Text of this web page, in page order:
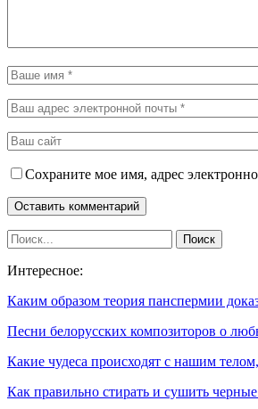
Сохраните мое имя, адрес
Интересное:
Каким образом теория панспермии
Песни белорусских композиторов о
Какие чудеса происходят с нашим
Как правильно стирать и сушить